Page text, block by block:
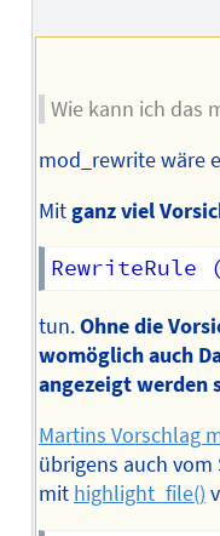
Wie kann ich das
mod_rewrite wäre
Mit ganz viel
tun.Ohne die
womöglich auch
angezeigt werden
Martins Vorschlag
übrigens auch
mit highlight_file()